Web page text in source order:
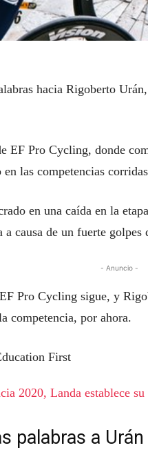
hacia Rigoberto
EF Pro Cycling, donde
las competencias
en una caída en la
causa de un fuerte golpes
- Anuncio -
Pro Cycling sigue, y
competencia, por ahora.
2020, Landa establece
palabras a